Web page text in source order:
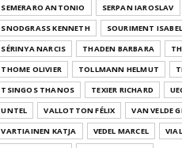
SEMERARO ANTONIO
SERPAN IAROSLAV
SNODGRASS KENNETH
SOURIMENT
SÉRINYA NARCIS
THADEN BARBARA
THOME OLIVIER
TOLLMANN HELMUT
TSINGOS THANOS
TEXIER RICHARD
UNTEL
VALLOTTON FÉLIX
VAN VELDE
VARTIAINEN KATJA
VEDEL MARCEL